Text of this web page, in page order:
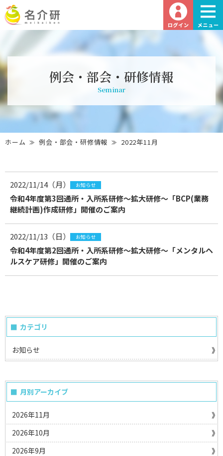
例会・部会・研修情報
Seminar
ホーム 例会・部会・研修情報 2022年11月
2022/11/14（月） お知らせ
令和4年度第3回通所・入所系研修～拡大研修～「BCP(業務
継続計画)作成研修」開催のご案内
2022/11/13（日） お知らせ
令和4年度第2回通所・入所系研修～拡大研修～「メンタルヘ
ルスケア研修」開催のご案内
カテゴリ
お知らせ
月別アーカイブ
2026年11月
2026年10月
2026年9月